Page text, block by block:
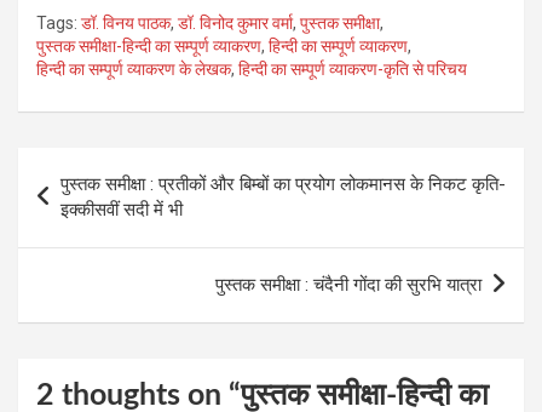
ce
b
o
k
tt
er
ke
dI
n
se
n
g
at
s
A
p
Tags: डॉ. विनय पाठक, डॉ. विनोद कुमार वर्मा, पुस्‍तक समीक्षा,
पुस्‍तक समीक्षा-हिन्‍दी का सम्पूर्ण व्याकरण, हिन्‍दी का सम्‍पूर्ण व्‍याकरण,
हिन्‍दी का सम्पूर्ण व्याकरण के लेखक, हिन्‍दी का सम्पूर्ण व्याकरण-कृति से परिचय
navigation
पुस्‍तक समीक्षा : प्रतीकों और बिम्बों का प्रयोग लोकमानस के निकट कृति-
इक्कीसवीं सदी में भी
पुस्‍तक समीक्षा : चंदैनी गोंदा की सुरभि यात्रा
2 thoughts on “पुस्‍तक समीक्षा-हिन्‍दी का